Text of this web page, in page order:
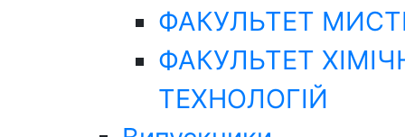
ФАКУЛЬТЕТ
ФАКУЛЬТЕТ
ТЕХНОЛОГІЙ